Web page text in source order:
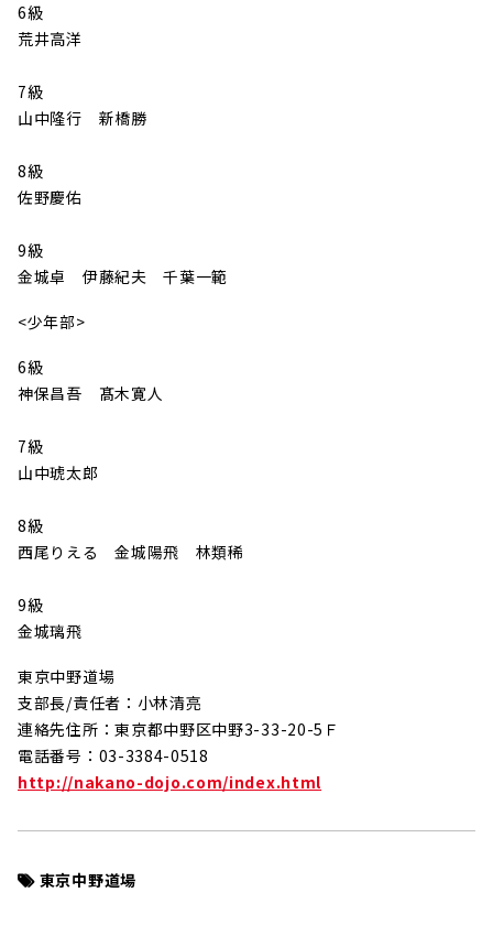
6級
荒井高洋
7級
山中隆行 新橋勝
8級
佐野慶佑
9級
金城卓 伊藤紀夫 千葉一範
<少年部>
6級
神保昌吾 髙木寛人
7級
山中琥太郎
8級
西尾りえる 金城陽飛 林類稀
9級
金城璃飛
東京中野道場
支部長/責任者：小林清亮
連絡先住所：東京都中野区中野3-33-20-5Ｆ
電話番号：03-3384-0518
http://nakano-dojo.com/index.html
東京中野道場